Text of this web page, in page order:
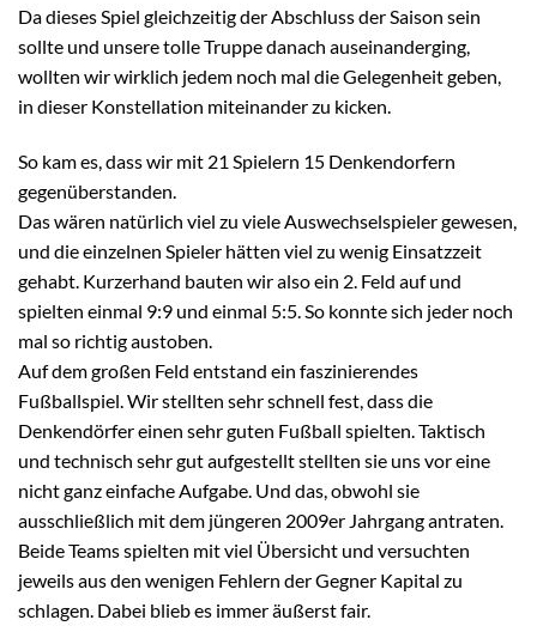
Da dieses Spiel gleichzeitig der Abschluss der Saison sein
sollte und unsere tolle Truppe danach auseinanderging,
wollten wir wirklich jedem noch mal die Gelegenheit geben,
in dieser Konstellation miteinander zu kicken.
So kam es, dass wir mit 21 Spielern 15 Denkendorfern
gegenüberstanden.
Das wären natürlich viel zu viele Auswechselspieler gewesen,
und die einzelnen Spieler hätten viel zu wenig Einsatzzeit
gehabt. Kurzerhand bauten wir also ein 2. Feld auf und
spielten einmal 9:9 und einmal 5:5. So konnte sich jeder noch
mal so richtig austoben.
Auf dem großen Feld entstand ein faszinierendes
Fußballspiel. Wir stellten sehr schnell fest, dass die
Denkendörfer einen sehr guten Fußball spielten. Taktisch
und technisch sehr gut aufgestellt stellten sie uns vor eine
nicht ganz einfache Aufgabe. Und das, obwohl sie
ausschließlich mit dem jüngeren 2009er Jahrgang antraten.
Beide Teams spielten mit viel Übersicht und versuchten
jeweils aus den wenigen Fehlern der Gegner Kapital zu
schlagen. Dabei blieb es immer äußerst fair.